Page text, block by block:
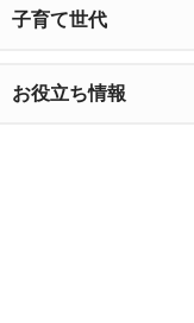
子育て世代
お役立ち情報